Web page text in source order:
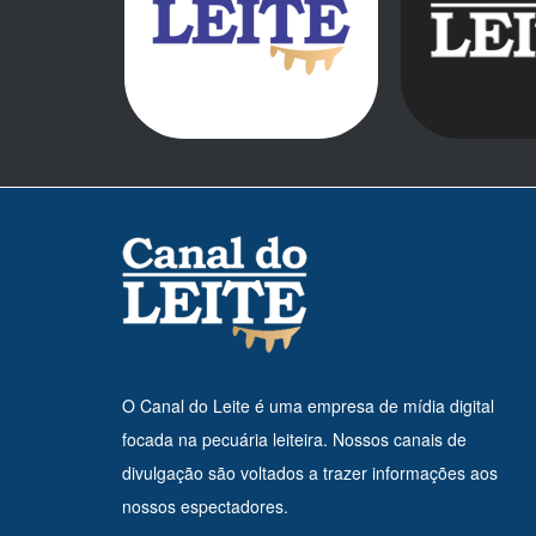
O Canal do Leite é uma empresa de mídia digital
focada na pecuária leiteira. Nossos canais de
divulgação são voltados a trazer informações aos
nossos espectadores.